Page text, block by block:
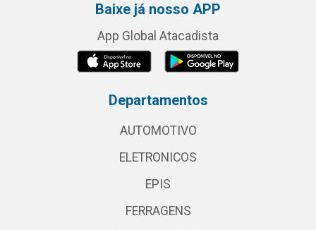
Baixe já nosso APP
App Global Atacadista
Departamentos
AUTOMOTIVO
ELETRONICOS
EPIS
FERRAGENS